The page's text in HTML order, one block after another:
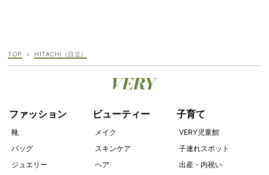
TOP HITACHI（日立）
ファッション
靴
バッグ
ジュエリー
ビューティー
メイク
スキンケア
ヘア
子育て
VERY児童館
子連れスポット
出産・内祝い